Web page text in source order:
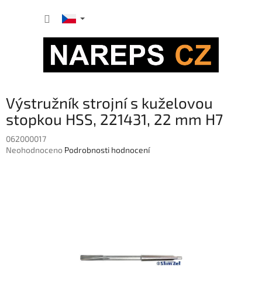
Výstružník strojní s kuželovou
stopkou HSS, 221431, 22 mm H7
062000017
Průměrné
Neohodnoceno Podrobnosti hodnocení